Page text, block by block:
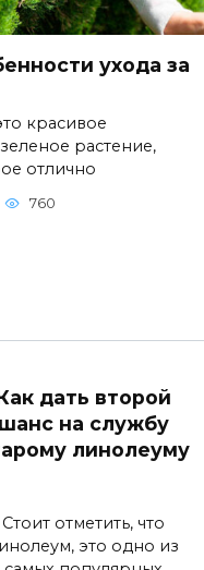
ухода за
красивое
растение,
отлично
760
дать второй
шанс на службу
линолеуму
Стоит отметить, что
это одно из